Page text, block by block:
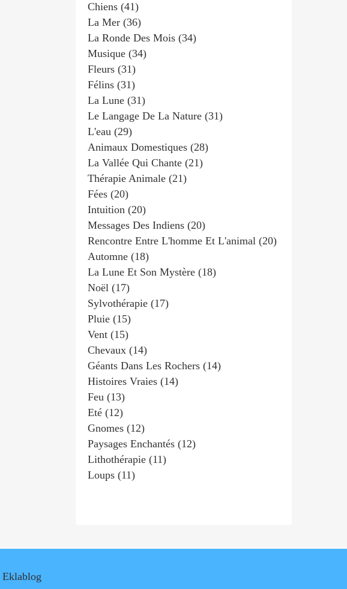
Chiens (41)
La Mer (36)
La Ronde Des Mois (34)
Musique (34)
Fleurs (31)
Félins (31)
La Lune (31)
Le Langage De La Nature (31)
L'eau (29)
Animaux Domestiques (28)
La Vallée Qui Chante (21)
Thérapie Animale (21)
Fées (20)
Intuition (20)
Messages Des Indiens (20)
Rencontre Entre L'homme Et L'animal (20)
Automne (18)
La Lune Et Son Mystère (18)
Noël (17)
Sylvothérapie (17)
Pluie (15)
Vent (15)
Chevaux (14)
Géants Dans Les Rochers (14)
Histoires Vraies (14)
Feu (13)
Eté (12)
Gnomes (12)
Paysages Enchantés (12)
Lithothérapie (11)
Loups (11)
Eklablog